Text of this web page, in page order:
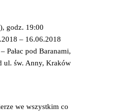
godz. 19:00
– 16.06.2018
Pałac pod Baranami,
ul. św. Anny, Kraków
we wszystkim co